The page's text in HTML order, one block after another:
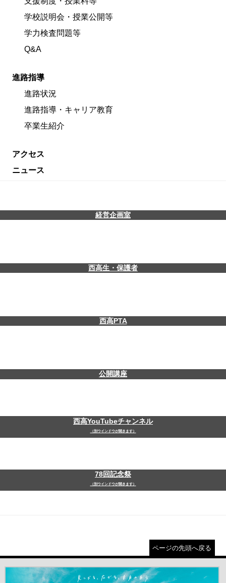
学校説明会・授業公開等
学力検査問題等
Q&A
進路指導
進路状況
進路指導・キャリア教育
卒業生紹介
アクセス
ニュース
経営企画室
西高生・保護者
西高PTA
公開講座
西高YouTubeチャンネル
（別ウインドウが開きます）
78回記念祭
（別ウインドウが開きます）
ページの先頭へ戻る
＃だから都立高（別ウインドウが開きます）